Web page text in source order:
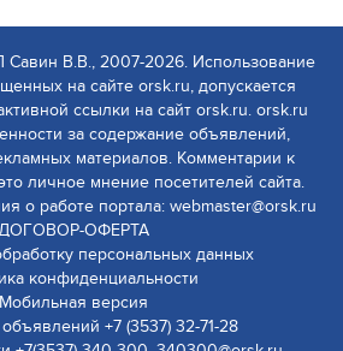
Савин В.В., 2007-2026. Использование
на сайте orsk.ru, допускается
ссылки на сайт orsk.ru. orsk.ru
за содержание объявлений,
материалов. Комментарии к
личное мнение посетителей сайта.
о работе портала: webmaster@orsk.ru
ОФЕРТА
персональных данных
конфиденциальности
Мобильная версия
+7 (3537) 32-71-28